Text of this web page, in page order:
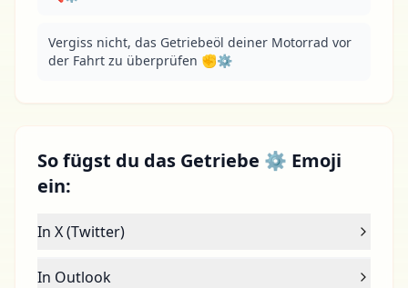
Vergiss nicht, das Getriebeöl deiner Motorrad vor
der Fahrt zu überprüfen ✊⚙
So fügst du das Getriebe ⚙ Emoji
ein:
In X (Twitter)
In Outlook